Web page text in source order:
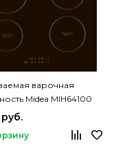
варочная
Midea MIH64100
руб.